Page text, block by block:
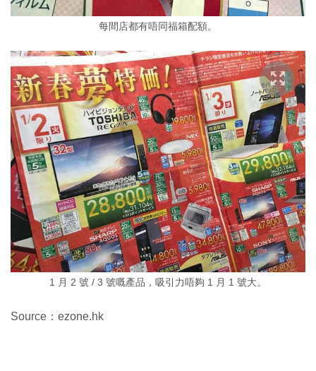
每間店都有唔同福箱配額。
1 月 2 號 / 3 號嘅產品，吸引力唔夠 1 月 1 號大。
Source：ezone.hk